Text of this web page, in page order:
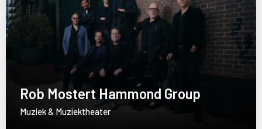
Rob Mostert Hammond Group
Muziek & Muziektheater